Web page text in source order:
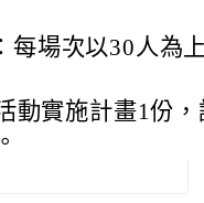
每場次以30人為
動實施計畫1份